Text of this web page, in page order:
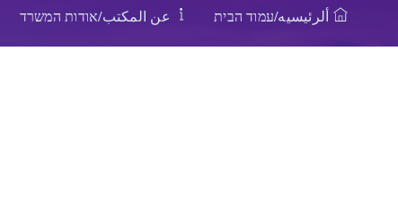
ألرئيسيه/עמוד הבית عن المكتب/אודות המשרד